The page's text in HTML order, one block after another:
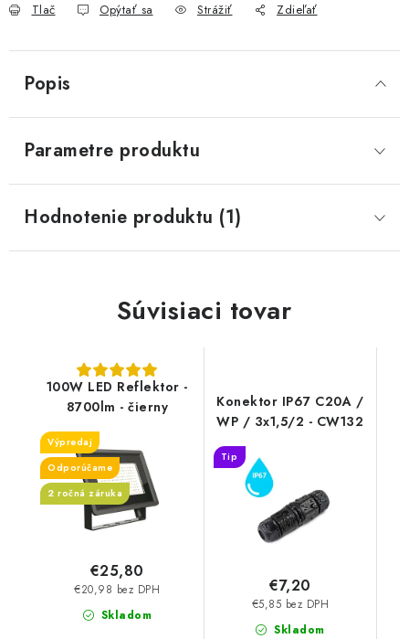
Tlač Opýtať sa Strážiť Zdieľať
Popis
Parametre produktu
Hodnotenie produktu (1)
Súvisiaci tovar
100W LED Reflektor -
8700lm - čierny
Výpredaj
Odporúčame
2 ročná záruka
Skladom
€20,98 bez DPH
€25,80
Konektor IP67 C20A /
WP / 3x1,5/2 - CW132
Tip
Skladom
€5,85 bez DPH
€7,20